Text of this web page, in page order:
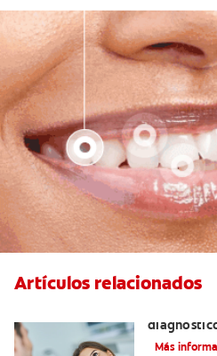
Artículos relacionados
Más